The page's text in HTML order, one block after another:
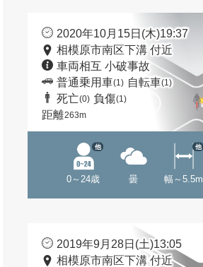
2020年10月15日(木)19:37
相模原市南区下溝 付近
車両相互 小破事故
普通乗用車(1) 自転車(1)
死亡(0) 負傷(1)
距離263m
0～24歳
他
曇 幅～5.5m
他
2019年9月28日(土)13:05
相模原市南区下溝 付近